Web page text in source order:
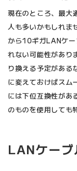
現在のところ、最大
人も多いかもしれま
から10ギガLANケー
れない可能性があり
り換える予定があ
に変えておけばスム
には下位互換性があ
のものを使用しても
LANケー